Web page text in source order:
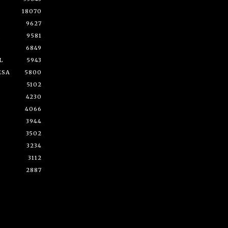
18070
9627
9581
6849
5943
5800
5102
4230
4066
3944
3502
3234
3112
2887